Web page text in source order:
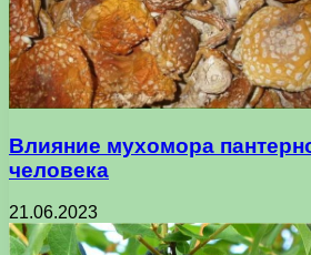
Влияние мухомора
человека
21.06.2023